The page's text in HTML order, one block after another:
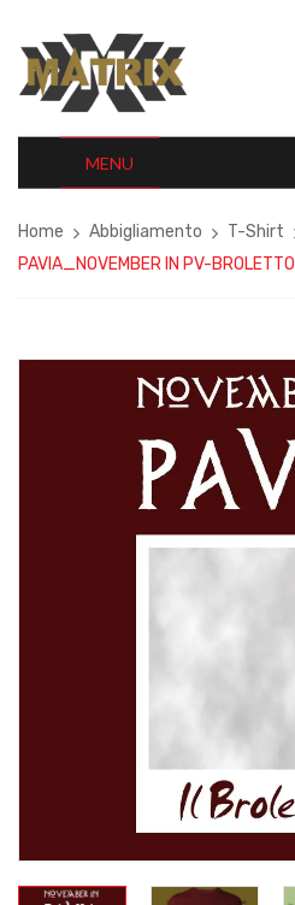
MENU
Home Abbigliamento T-Shirt
PAVIA_NOVEMBER IN PV-BROLETTO